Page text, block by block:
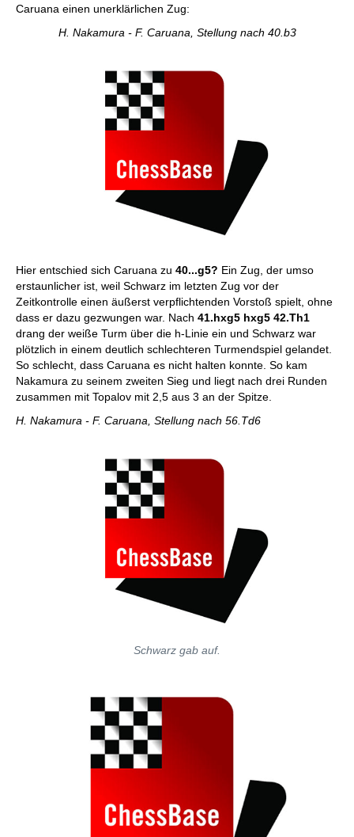
Caruana einen unerklärlichen Zug:
H. Nakamura - F. Caruana, Stellung nach 40.b3
Hier entschied sich Caruana zu 40...g5? Ein Zug, der umso
erstaunlicher ist, weil Schwarz im letzten Zug vor der
Zeitkontrolle einen äußerst verpflichtenden Vorstoß spielt, ohne
dass er dazu gezwungen war. Nach 41.hxg5 hxg5 42.Th1
drang der weiße Turm über die h-Linie ein und Schwarz war
plötzlich in einem deutlich schlechteren Turmendspiel gelandet.
So schlecht, dass Caruana es nicht halten konnte. So kam
Nakamura zu seinem zweiten Sieg und liegt nach drei Runden
zusammen mit Topalov mit 2,5 aus 3 an der Spitze.
H. Nakamura - F. Caruana, Stellung nach 56.Td6
Schwarz gab auf.